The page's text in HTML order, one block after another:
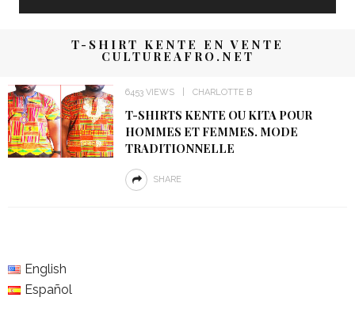
T-SHIRT KENTE EN VENTE
CULTUREAFRO.NET
6453 VIEWS CHARLOTTE B
T-SHIRTS KENTE OU KITA POUR
HOMMES ET FEMMES. MODE
TRADITIONNELLE
SHARE
English
Español